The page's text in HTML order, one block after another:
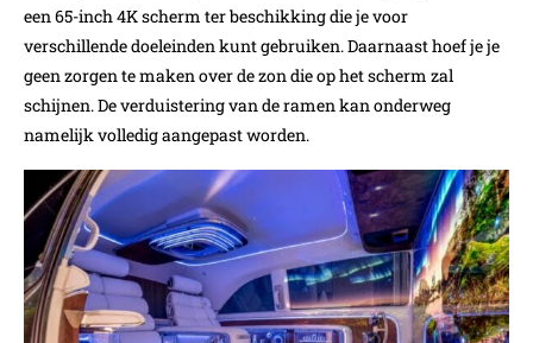
een 65-inch 4K scherm ter beschikking die je voor
verschillende doeleinden kunt gebruiken. Daarnaast hoef je je
geen zorgen te maken over de zon die op het scherm zal
schijnen. De verduistering van de ramen kan onderweg
namelijk volledig aangepast worden.